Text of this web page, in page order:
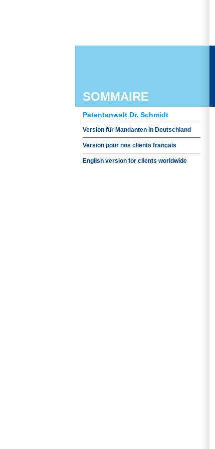
SOMMAIRE
Patentanwalt Dr. Schmidt
Version für Mandanten in Deutschland
Version pour nos clients français
English version for clients worldwide